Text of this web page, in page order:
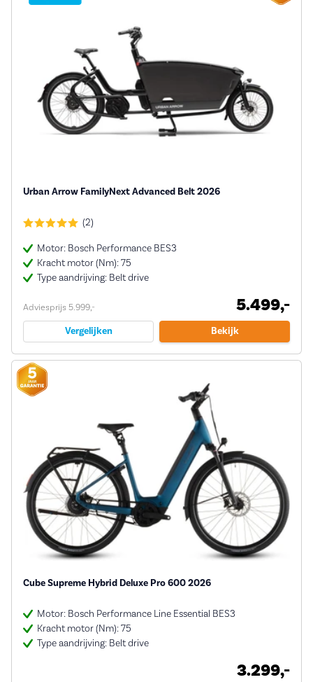
Urban Arrow FamilyNext Advanced Belt 2026
(2)
Motor: Bosch Performance BES3
Kracht motor (Nm): 75
Type aandrijving: Belt drive
Adviesprijs 5.999,- 5.499,-
Vergelijken Bekijk
Cube Supreme Hybrid Deluxe Pro 600 2026
Motor: Bosch Performance Line Essential BES3
Kracht motor (Nm): 75
Type aandrijving: Belt drive
3.299,-